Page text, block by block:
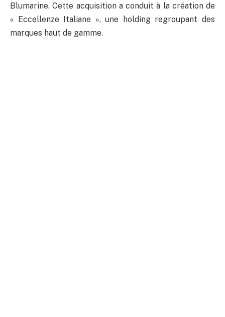
Blumarine. Cette acquisition a conduit à la création de
« Eccellenze Italiane », une holding regroupant des
marques haut de gamme.